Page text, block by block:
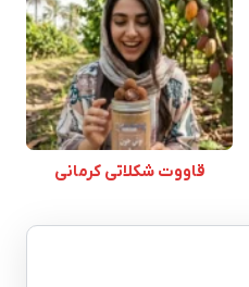
قاووت شکلاتی کرمانی